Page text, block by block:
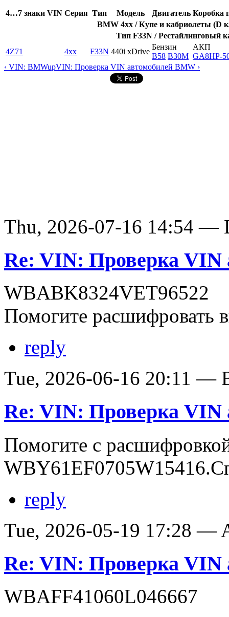
4…7 знаки VIN Серия Тип Модель Двигатель Коробка
BMW 4xx / Купе и кабриолеты (D
Тип F33N / Рестайлинговый
4Z71
4xx F33N 440i xDrive
Бензин
B58 B30M
АКП
GA8HP-
‹ VIN: BMWupVIN: Проверка VIN автомобилей BMW ›
Thu, 2026-07-16 14:54 —
Re: VIN: Проверка VIN
WBABK8324VET96522
Помогите расшифровать
reply
Tue, 2026-06-16 20:11 —
Re: VIN: Проверка VIN
Помогите с
reply
Tue, 2026-05-19 17:28 —
Re: VIN: Проверка VIN
WBAFF41060L046667